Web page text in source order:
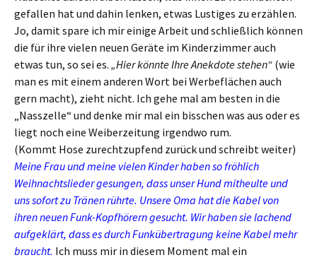
gefallen hat und dahin lenken, etwas Lustiges zu erzählen.
Jo, damit spare ich mir einige Arbeit und schließlich können
die für ihre vielen neuen Geräte im Kinderzimmer auch
etwas tun, so sei es. „Hier könnte Ihre Anekdote stehen“ (wie
man es mit einem anderen Wort bei Werbeflächen auch
gern macht), zieht nicht. Ich gehe mal am besten in die
„Nasszelle“ und denke mir mal ein bisschen was aus oder es
liegt noch eine Weiberzeitung irgendwo rum.
(Kommt Hose zurechtzupfend zurück und schreibt weiter)
Meine Frau und meine vielen Kinder haben so fröhlich
Weihnachtslieder gesungen, dass unser Hund mitheulte und
uns sofort zu Tränen rührte. Unsere Oma hat die Kabel von
ihren neuen Funk-Kopfhörern gesucht. Wir haben sie lachend
aufgeklärt, dass es durch Funkübertragung keine Kabel mehr
braucht. Ich muss mir in diesem Moment mal ein